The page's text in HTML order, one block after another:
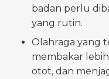
badan perlu
yang rutin.
Olahraga yang
membakar
otot, dan